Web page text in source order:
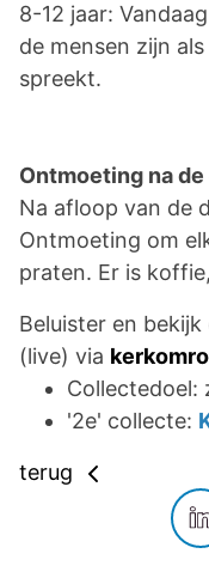
8-12 jaar:
de mensen zijn
spreekt.
Ontmoeting na
Na afloop van de
Ontmoeting om
praten. Er is
Beluister en bekijk
(live) via
Collectedoel:
'2e' collecte:
terug